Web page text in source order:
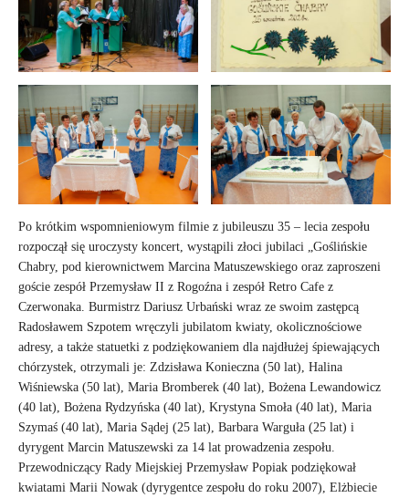
Po krótkim wspomnieniowym filmie z jubileuszu 35 – lecia zespołu
rozpoczął się uroczysty koncert, wystąpili złoci jubilaci „Goślińskie
Chabry, pod kierownictwem Marcina Matuszewskiego oraz zaproszeni
goście zespół Przemysław II z Rogoźna i zespół Retro Cafe z
Czerwonaka. Burmistrz Dariusz Urbański wraz ze swoim zastępcą
Radosławem Szpotem wręczyli jubilatom kwiaty, okolicznościowe
adresy, a także statuetki z podziękowaniem dla najdłużej śpiewających
chórzystek, otrzymali je: Zdzisława Konieczna (50 lat), Halina
Wiśniewska (50 lat), Maria Bromberek (40 lat), Bożena Lewandowicz
(40 lat), Bożena Rydzyńska (40 lat), Krystyna Smoła (40 lat), Maria
Szymaś (40 lat), Maria Sądej (25 lat), Barbara Warguła (25 lat) i
dyrygent Marcin Matuszewski za 14 lat prowadzenia zespołu.
Przewodniczący Rady Miejskiej Przemysław Popiak podziękował
kwiatami Marii Nowak (dyrygentce zespołu do roku 2007), Elżbiecie